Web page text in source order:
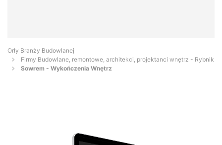
Orły Branży Budowlanej
Firmy Budowlane, remontowe, architekci, projektanci wnętrz - Rybnik
Sowrem - Wykończenia Wnętrz